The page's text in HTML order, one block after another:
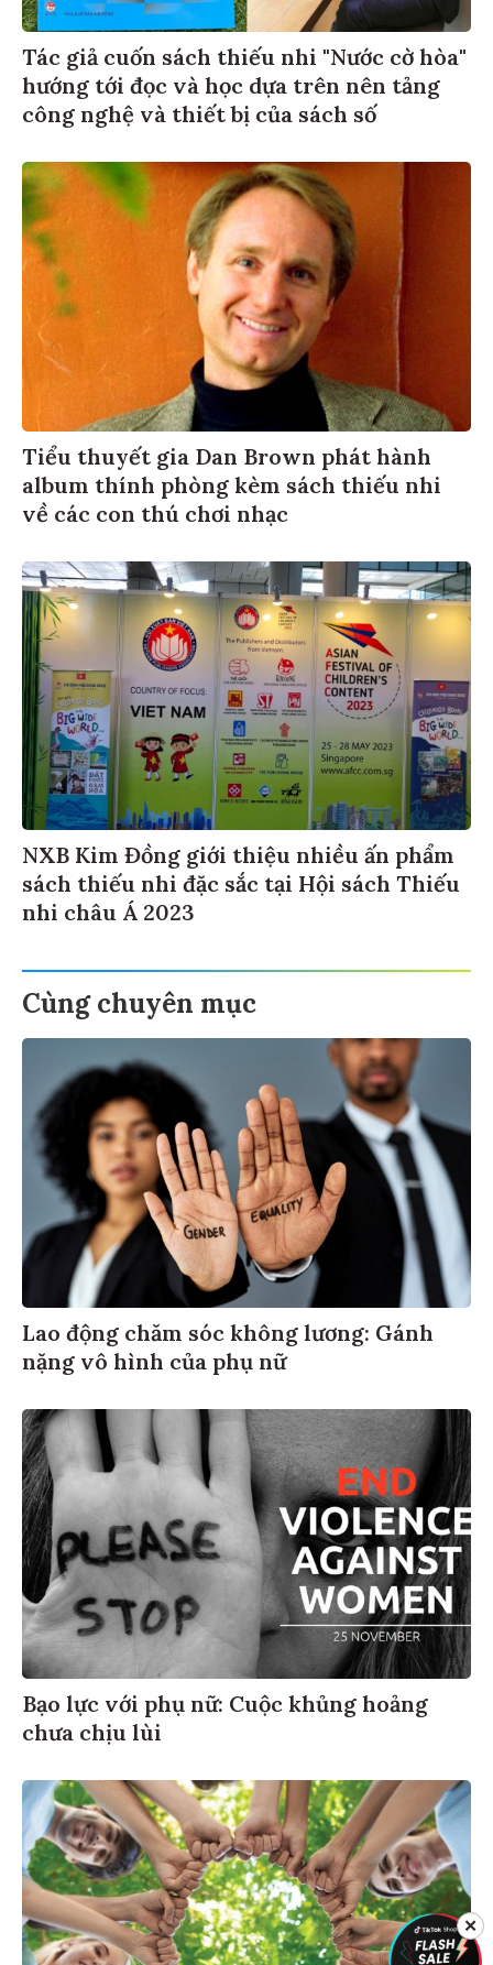
Tác giả cuốn sách thiếu nhi "Nước cờ hòa"
hướng tới đọc và học dựa trên nên tảng
công nghệ và thiết bị của sách số
Tiểu thuyết gia Dan Brown phát hành
album thính phòng kèm sách thiếu nhi
về các con thú chơi nhạc
NXB Kim Đồng giới thiệu nhiều ấn phẩm
sách thiếu nhi đặc sắc tại Hội sách Thiếu
nhi châu Á 2023
Cùng chuyên mục
Lao động chăm sóc không lương: Gánh
nặng vô hình của phụ nữ
Bạo lực với phụ nữ: Cuộc khủng hoảng
chưa chịu lùi
✕